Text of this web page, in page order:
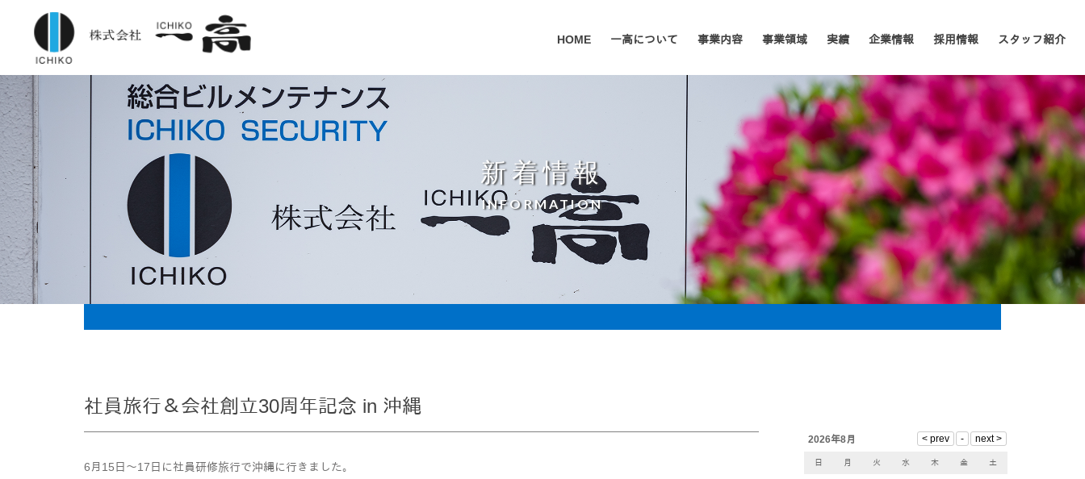
HOME 一高について 事業内容 事業領域 実績 企業情報 採用情報 スタッフ紹介
新着情報
INFORMATION
社員旅行＆会社創立30周年記念 in 沖縄
6月15日～17日に社員研修旅行で沖縄に行きました。
2026年8月
日 月 火 水 木 金 土